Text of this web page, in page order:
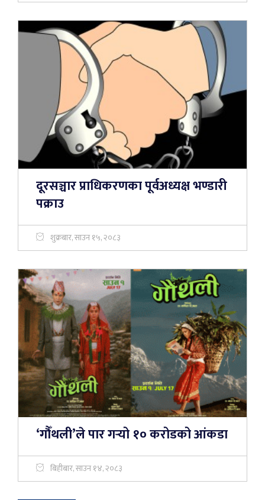
दूरसञ्चार प्राधिकरणका पूर्वअध्यक्ष भण्डारी
पक्राउ
शुक्रबार, साउन १५, २०८३
‘गौँथली’ले पार गर्‍यो १० करोडको आंकडा
बिहीबार, साउन १४, २०८३